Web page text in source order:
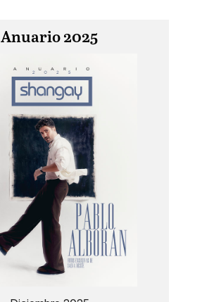
Anuario 2025